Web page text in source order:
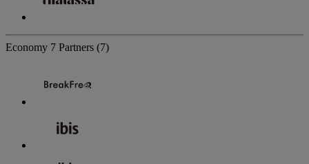
Economy 7 Partners (7)